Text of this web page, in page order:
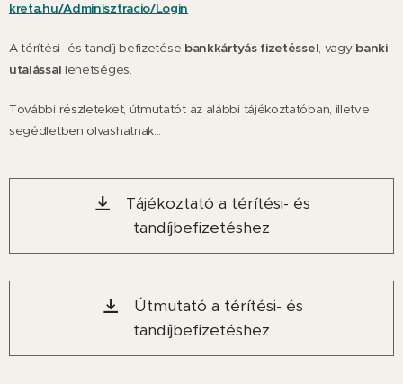
kreta.hu/Adminisztracio/Login
A térítési- és tandíj befizetése bankkártyás fizetéssel, vagy banki
utalással lehetséges.
További részleteket, útmutatót az alábbi tájékoztatóban, illetve
segédletben olvashatnak...
Tájékoztató a térítési- és
tandíjbefizetéshez
Útmutató a térítési- és
tandíjbefizetéshez